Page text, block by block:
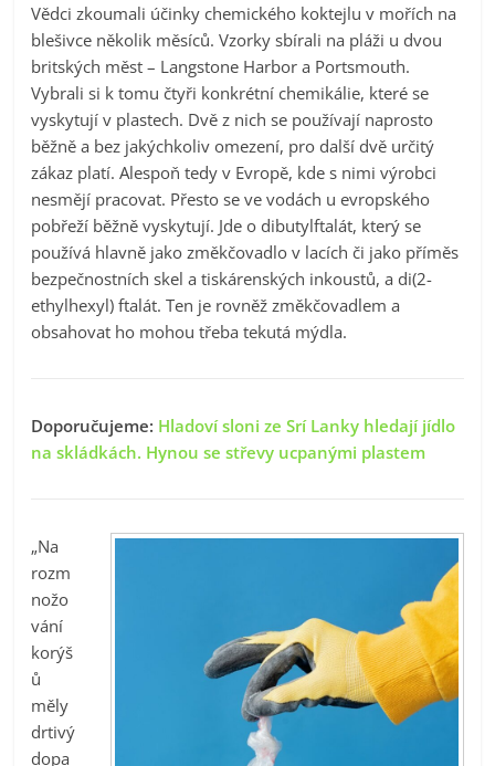
Vědci zkoumali účinky chemického koktejlu v mořích na
blešivce několik měsíců. Vzorky sbírali na pláži u dvou
britských měst – Langstone Harbor a Portsmouth.
Vybrali si k tomu čtyři konkrétní chemikálie, které se
vyskytují v plastech. Dvě z nich se používají naprosto
běžně a bez jakýchkoliv omezení, pro další dvě určitý
zákaz platí. Alespoň tedy v Evropě, kde s nimi výrobci
nesmějí pracovat. Přesto se ve vodách u evropského
pobřeží běžně vyskytují. Jde o dibutylftalát, který se
používá hlavně jako změkčovadlo v lacích či jako příměs
bezpečnostních skel a tiskárenských inkoustů, a di(2-
ethylhexyl) ftalát. Ten je rovněž změkčovadlem a
obsahovat ho mohou třeba tekutá mýdla.
Doporučujeme: Hladoví sloni ze Srí Lanky hledají jídlo
na skládkách. Hynou se střevy ucpanými plastem
„Na
rozm
nožo
vání
korýš
ů
měly
drtivý
dopa